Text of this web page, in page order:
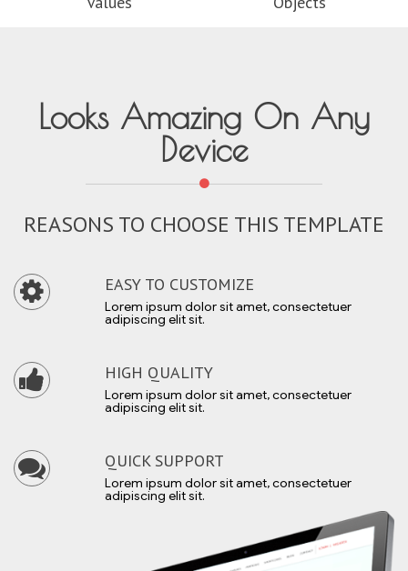
Looks Amazing On Any
Device
REASONS TO CHOOSE THIS TEMPLATE
EASY TO CUSTOMIZE
Lorem ipsum dolor sit amet, consectetuer
adipiscing elit sit.
HIGH QUALITY
Lorem ipsum dolor sit amet, consectetuer
adipiscing elit sit.
QUICK SUPPORT
Lorem ipsum dolor sit amet, consectetuer
adipiscing elit sit.